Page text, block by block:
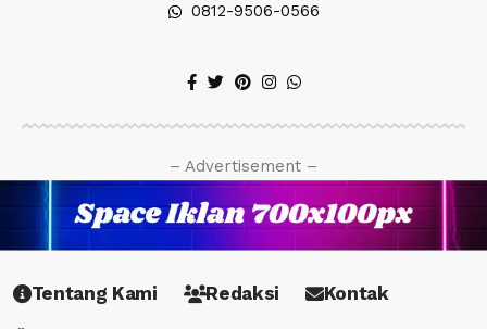
0812-9506-0566
– Advertisement –
Tentang Kami Redaksi
Kontak